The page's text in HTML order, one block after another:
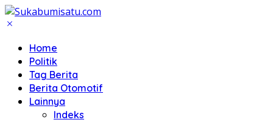
Home
Politik
Tag Berita
Berita Otomotif
Lainnya
Indeks